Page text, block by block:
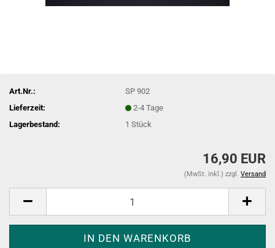
Art.Nr.:
SP 902
Lieferzeit:
2-4 Tage
Lagerbestand:
1Stück
16,90 EUR
(MwSt. inkl.) zzgl. Versand